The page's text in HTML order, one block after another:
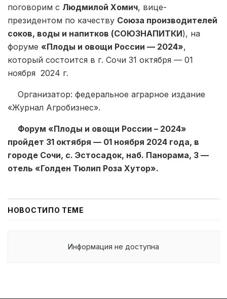
поговорим с Людмилой Хомич, вице-
президентом по качеству Союза производителей
соков, воды и напитков (СОЮЗНАПИТКИ), на
форуме «Плоды и овощи России — 2024»,
который состоится в г. Сочи 31 октября — 01
ноября 2024 г.
Организатор: федеральное аграрное издание
«Журнал Агробизнес».
Форум «Плоды и овощи России – 2024»
пройдет 31 октября — 01 ноября 2024 года, в
городе Сочи, с. Эстосадок, наб. Панорама, 3 —
отель «Голден Тюлип Роза Хутор».
НОВОСТИПО ТЕМЕ
Информация не доступна